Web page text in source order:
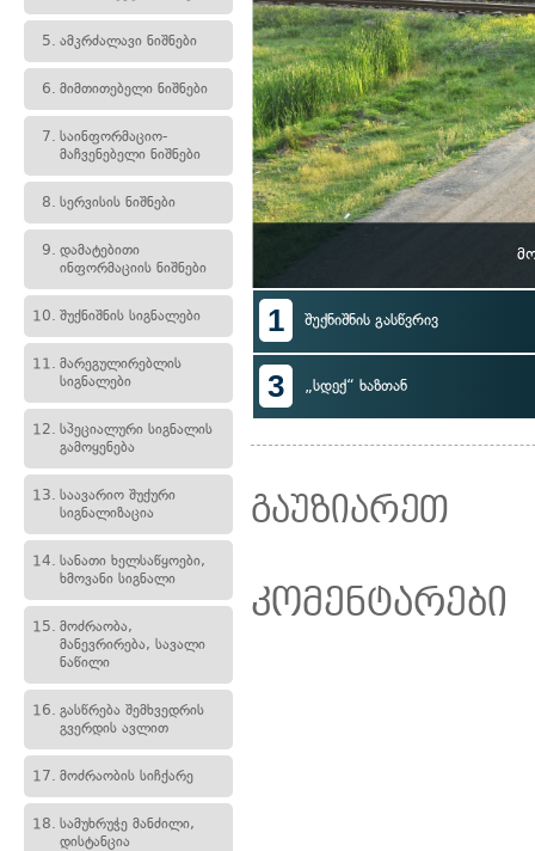
5. ამკრძალავი ნიშნები
6. მიმთითებელი ნიშნები
7. საინფორმაციო-
მაჩვენებელი ნიშნები
8. სერვისის ნიშნები
9. დამატებითი
ინფორმაციის ნიშნები
10. შუქნიშნის სიგნალები
11. მარეგულირებლის
სიგნალები
12. სპეციალური სიგნალის
გამოყენება
13. საავარიო შუქური
სიგნალიზაცია
14. სანათი ხელსაწყოები,
ხმოვანი სიგნალი
15. მოძრაობა,
მანევრირება, სავალი
ნაწილი
16. გასწრება შემხვედრის
გვერდის ავლით
17. მოძრაობის სიჩქარე
18. სამუხრუჭე მანძილი,
დისტანცია
1 შუქნიშნის გასწვრივ
3 „სდექ“ ხაზთან
გაუზიარეთ
კომენტარები